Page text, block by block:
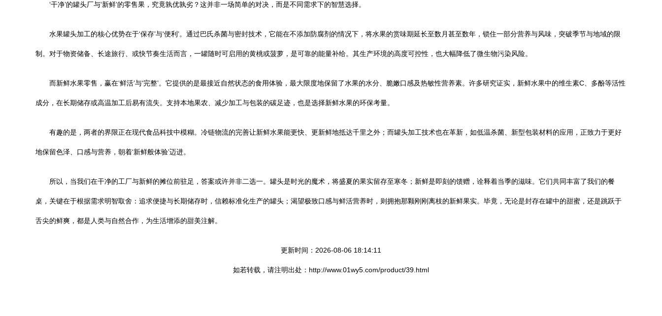
‘干净’的罐头厂与‘新鲜’的零售果，究竟孰优孰劣？这并非一场简单的对决，而是不同需求下的智慧选择。
水果罐头加工的核心优势在于‘保存’与‘便利’。通过巴氏杀菌与密封技术，它能在不添加防腐剂的情况下，将水果的赏味期延长至数月甚至数年，锁住一部分营养与风味，突破季节与地域的限
制。对于物资储备、长途旅行、或快节奏生活而言，一罐随时可启用的黄桃或菠萝，是可靠的能量补给。其生产环境的高度可控性，也大幅降低了微生物污染风险。
而新鲜水果零售，赢在‘鲜活’与‘完整’。它提供的是最接近自然状态的食用体验，最大限度地保留了水果的水分、脆嫩口感及热敏性营养素。许多研究证实，新鲜水果中的维生素C、多酚等活性
成分，在长期储存或高温加工后易有流失。支持本地果农、减少加工与包装的碳足迹，也是选择新鲜水果的环保考量。
有趣的是，两者的界限正在现代食品科技中模糊。冷链物流的完善让新鲜水果能更快、更新鲜地抵达千里之外；而罐头加工技术也在革新，如低温杀菌、新型包装材料的应用，正致力于更好
地保留色泽、口感与营养，朝着‘新鲜般体验’迈进。
所以，当我们在干净的工厂与新鲜的摊位前驻足，答案或许并非二选一。罐头是时光的魔术，将盛夏的果实留存至寒冬；新鲜是即刻的馈赠，诠释着当季的滋味。它们共同丰富了我们的餐
桌，关键在于根据需求明智取舍：追求便捷与长期储存时，信赖标准化生产的罐头；渴望极致口感与鲜活营养时，则拥抱那颗刚刚离枝的新鲜果实。毕竟，无论是封存在罐中的甜蜜，还是跳跃于
舌尖的鲜爽，都是人类与自然合作，为生活增添的甜美注解。
更新时间：2026-08-06 18:14:11
如若转载，请注明出处：http://www.01wy5.com/product/39.html